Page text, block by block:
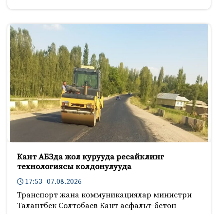
Кант АБЗда жол курууда ресайклинг
технологиясы колдонулууда
17:53 07.08.2026
Транспорт жана коммуникациялар министри
Талантбек Солтобаев Кант асфальт-бетон